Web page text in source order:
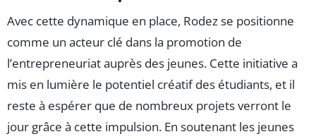
Avec cette dynamique en place, Rodez se positionne
comme un acteur clé dans la promotion de
l’entrepreneuriat auprès des jeunes. Cette initiative a
mis en lumière le potentiel créatif des étudiants, et il
reste à espérer que de nombreux projets verront le
jour grâce à cette impulsion. En soutenant les jeunes